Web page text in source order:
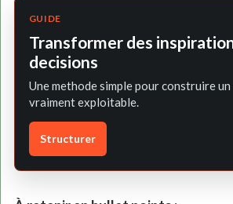
GUIDE
Transformer des
decisions
Une methode simple pour construire
vraiment exploitable.
Structurer